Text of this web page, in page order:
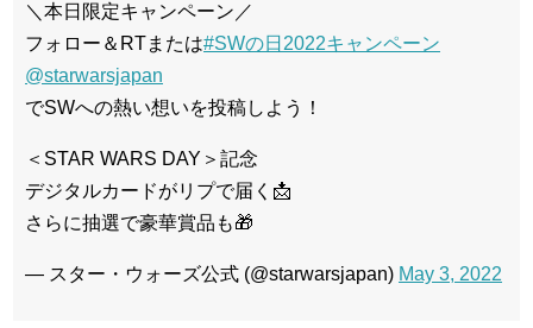
＼本日限定キャンペーン／
フォロー＆RTまたは#SWの日2022キャンペーン
@starwarsjapan
でSWへの熱い想いを投稿しよう！
＜STAR WARS DAY＞記念
デジタルカードがリプで届く📩
さらに抽選で豪華賞品も🎁
— スター・ウォーズ公式 (@starwarsjapan) May 3, 2022